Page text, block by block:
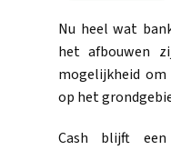
Nu heel wat
het afbouwen
mogelijkheid
op het
Cash blijft een